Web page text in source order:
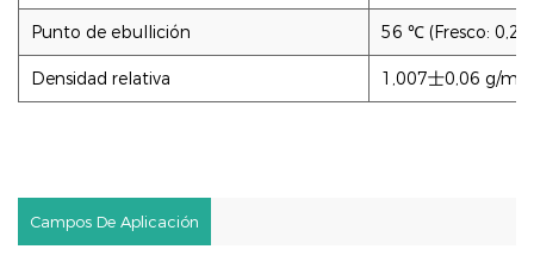
Punto de ebullición 56 ℃ (Fresco:
Densidad relativa 1,007士0,06 g/ml
Campos De Aplicación